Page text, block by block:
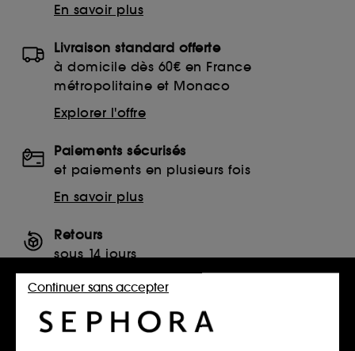
En savoir plus
Livraison standard offerte
à domicile dès 60€ en France
métropolitaine et Monaco
Explorer l'offre
Paiements sécurisés
et paiements en plusieurs fois
En savoir plus
Retours
sous 14 jours
Retourner mon article
SERVICES, CONTACT ET CONDITIONS DES OFFRES
Continuer sans accepter